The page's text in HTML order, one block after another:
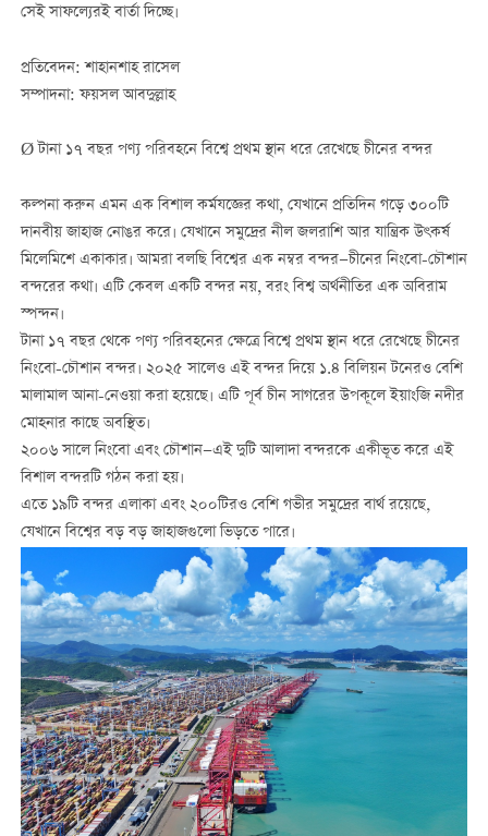
সেই সাফল্যেরই বার্তা দিচ্ছে।
প্রতিবেদন: শাহানশাহ রাসেল
সম্পাদনা: ফয়সল আবদুল্লাহ
Ø টানা ১৭ বছর পণ্য পরিবহনে বিশ্বে প্রথম স্থান ধরে রেখেছে চীনের বন্দর
কল্পনা করুন এমন এক বিশাল কর্মযজ্ঞের কথা, যেখানে প্রতিদিন গড়ে ৩০০টি
দানবীয় জাহাজ নোঙর করে। যেখানে সমুদ্রের নীল জলরাশি আর যান্ত্রিক উৎকর্ষ
মিলেমিশে একাকার। আমরা বলছি বিশ্বের এক নম্বর বন্দর—চীনের নিংবো-চৌশান
বন্দরের কথা। এটি কেবল একটি বন্দর নয়, বরং বিশ্ব অর্থনীতির এক অবিরাম
স্পন্দন।
টানা ১৭ বছর থেকে পণ্য পরিবহনের ক্ষেত্রে বিশ্বে প্রথম স্থান ধরে রেখেছে চীনের
নিংবো-চৌশান বন্দর। ২০২৫ সালেও এই বন্দর দিয়ে ১.৪ বিলিয়ন টনেরও বেশি
মালামাল আনা-নেওয়া করা হয়েছে। এটি পূর্ব চীন সাগরের উপকূলে ইয়াংজি নদীর
মোহনার কাছে অবস্থিত।
২০০৬ সালে নিংবো এবং চৌশান—এই দুটি আলাদা বন্দরকে একীভূত করে এই
বিশাল বন্দরটি গঠন করা হয়।
এতে ১৯টি বন্দর এলাকা এবং ২০০টিরও বেশি গভীর সমুদ্রের বার্থ রয়েছে,
যেখানে বিশ্বের বড় বড় জাহাজগুলো ভিড়তে পারে।